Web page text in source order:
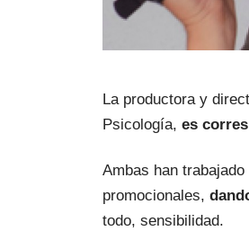
La productora y
Psicología, es
Ambas han
promocionales,
todo, sensibilidad.